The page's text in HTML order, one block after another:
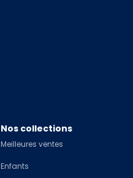
Nos collections
Meilleures ventes
Enfants